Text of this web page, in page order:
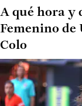
A qué hora y
Femenino de
Colo